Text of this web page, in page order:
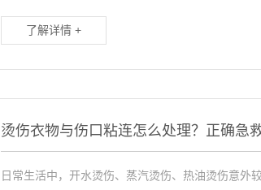
了解详情 +
烫伤衣物与伤口粘连怎么处理？正确急
日常生活中，开水烫伤、蒸汽烫伤、热油烫伤意外